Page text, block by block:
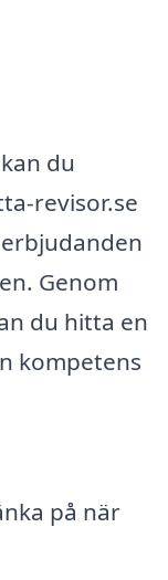
du
revisor.se
Genom
du hitta en
kompetens
på när